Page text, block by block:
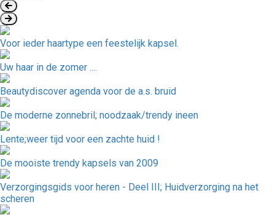
Voor ieder haartype een feestelijk kapsel.
Uw haar in de zomer ....
Beautydiscover agenda voor de a.s. bruid
De moderne zonnebril; noodzaak/trendy ineen
Lente;weer tijd voor een zachte huid !
De mooiste trendy kapsels van 2009
Verzorgingsgids voor heren - Deel III; Huidverzorging na het
scheren